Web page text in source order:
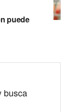
puede
busca